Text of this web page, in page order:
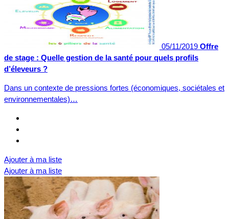
05/11/2019 Offre
de stage : Quelle gestion de la santé pour quels profils
d’éleveurs ?
Dans un contexte de pressions fortes (économiques, sociétales et
environnementales)…
Ajouter à ma liste
Ajouter à ma liste